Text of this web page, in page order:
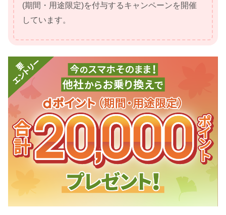
(期間・用途限定)を付与するキャンペーンを開催
しています。